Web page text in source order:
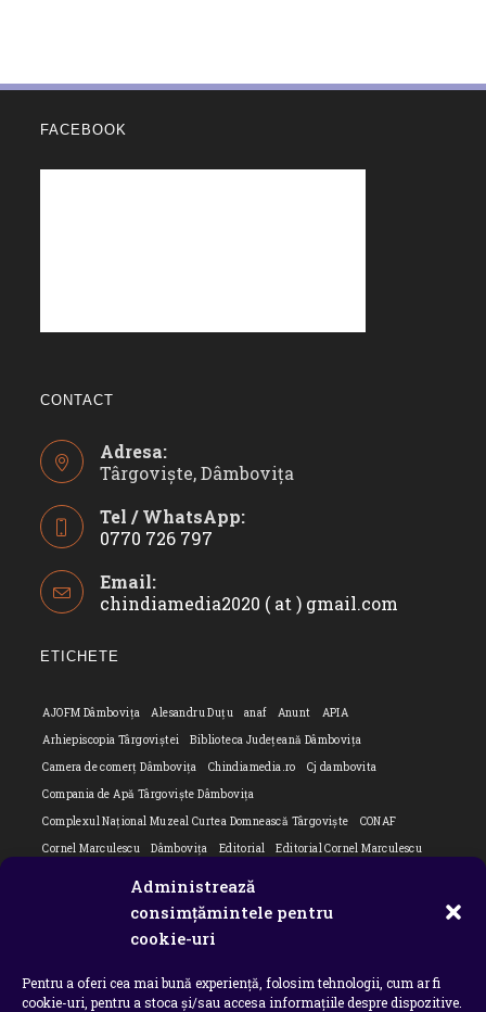
Administrează
consimțămintele pentru
cookie-uri
Pentru a oferi cea mai bună experiență, folosim tehnologii, cum ar fi
cookie-uri, pentru a stoca și/sau accesa informațiile despre dispozitive.
FACEBOOK
CONTACT
Adresa:
Târgoviște, Dâmbovița
Tel / WhatsApp:
0770 726 797
in
your
Email:
chindiamedia2020 ( at ) gmail.com
ETICHETE
AJOFM Dâmbovița Alesandru Duțu anaf Anunt
APIA
Arhiepiscopia Târgoviștei
Biblioteca Județeană Dâmbovița
Camera de comerț Dâmbovița
Chindiamedia.ro
Cj dambovita
Compania de Apă Târgoviște Dâmbovița
Complexul Național Muzeal Curtea Domnească Târgoviște
CONAF
Cornel Marculescu
Dâmbovița Editorial
Editorial Cornel Marculescu
ipj dambovita
Isu dambovita Basarab I Dambovita
Ministerul Educației
ministerul sanatatii Nu-ți uita istoria
Oana Filip